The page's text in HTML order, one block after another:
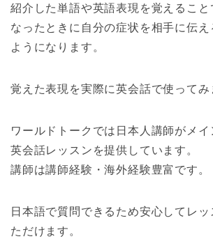
紹介した単語や英語表現を覚えること
なったときに自分の症状を相手に伝え
ようになります。
覚えた表現を実際に英会話で使ってみ
ワールドトークでは日本人講師がメイ
英会話レッスンを提供しています。
講師は講師経験・海外経験豊富です。
日本語で質問できるため安心してレ
ただけます。